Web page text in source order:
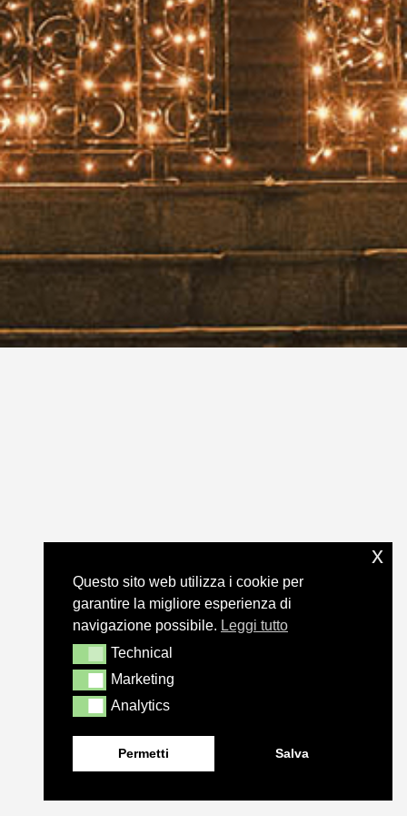
Questo sito web utilizza i cookie per
garantire la migliore esperienza di
navigazione possibile. Leggi tutto
TechnicalTechnical
MarketingMarketing
AnalyticsAnalytics
Permetti Salva
x